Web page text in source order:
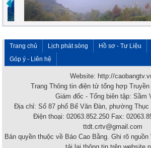
Trang chủ Lịch phát sóng Hồ sơ - Tư Liệu
Góp ý - Liên hệ
Website: http://
Trang Thông tin điện tử tổng hợp
Giám đốc - Tổng biên tập: Sầm
Địa chỉ: Số 87 phố Bế Văn Đàn, phường Thục
Điện thoại: 02063.852.250 Fax:
ttdt.crtv@gmail.com
Bản quyền thuộc về Báo Cao Bằng. Ghi rõ